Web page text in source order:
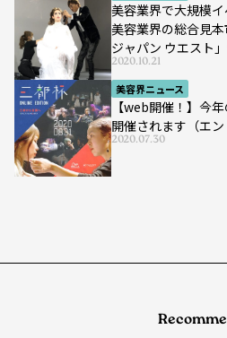
美容業界で大規模
美容業界の総合見
ジャパン ウエスト
2020.10.21
美容界ニュース
【web開催！】今
開催されます（エン
2020.07.30